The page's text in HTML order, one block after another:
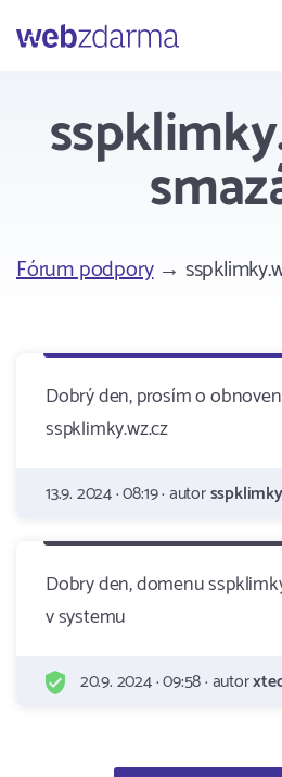
Webzdarma
Fórum podpory→
Dobrý den, prosím o
sspklimky.wz.cz
13.9. 2024 · 08:19 · autor
Dobry den, domenu
v systemu
20.9. 2024 · 09:58 · autor